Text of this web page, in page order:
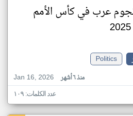
7 نجوم عرب في كأس الأمم
Politics
Jan 16, 2026
منذ ٦ أشهر
عدد الكلمات: ١٠٩